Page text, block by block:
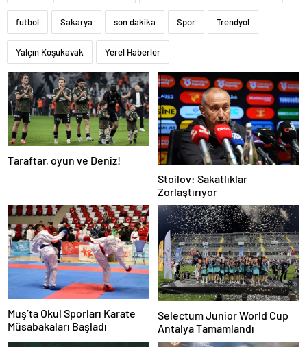
futbol Sakarya son dakika Spor Trendyol
Yalçın Koşukavak Yerel Haberler
Taraftar, oyun ve Deniz!
Stoilov: Sakatlıklar
Zorlaştırıyor
Muş’ta Okul Sporları Karate
Müsabakaları Başladı
Selectum Junior World Cup
Antalya Tamamlandı